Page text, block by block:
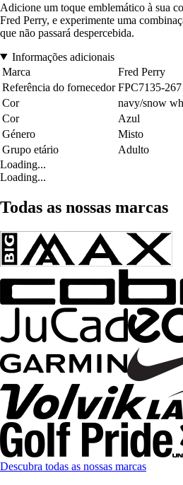
Adicione um toque emblemático à sua
Fred Perry, e experimente uma
que não passará despercebida.
Informações adicionais
Marca
Fred Perry
Referência do fornecedor FPC7135-267
Cor
navy/snow
Cor
Azul
Género
Misto
Grupo etário
Adulto
Loading...
Loading...
Todas as nossas marcas
Descubra todas as nossas marcas